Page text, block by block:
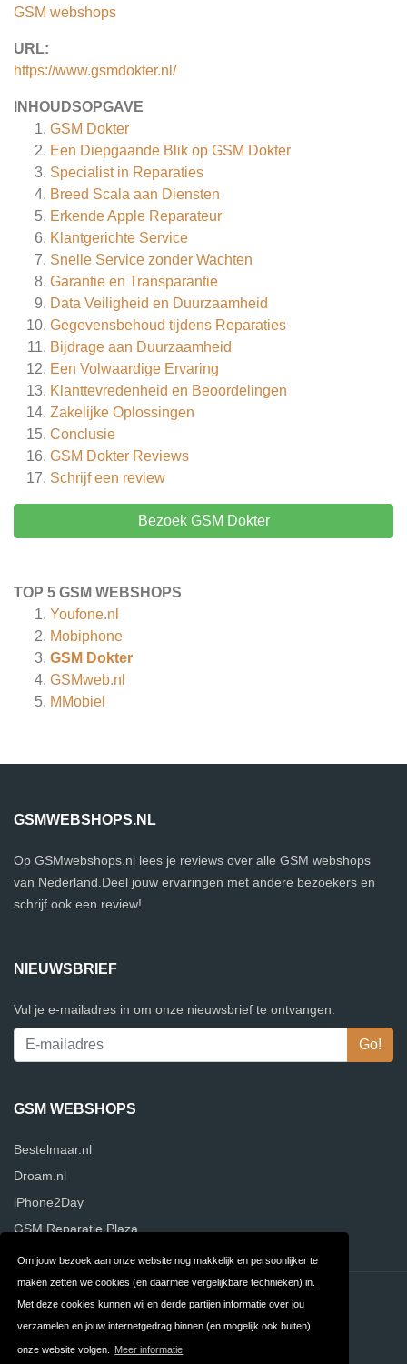
Om jouw bezoek aan onze website nog makkelijk en persoonlijker te
maken zetten we cookies (en daarmee vergelijkbare technieken) in.
Met deze cookies kunnen wij en derde partijen informatie over jou
verzamelen en jouw internetgedrag binnen (en mogelijk ook buiten)
onze website volgen. Meer informatie
GSM webshops
URL:
https://www.gsmdokter.nl/
INHOUDSOPGAVE
GSM Dokter
Een Diepgaande Blik op GSM Dokter
Specialist in Reparaties
Breed Scala aan Diensten
Erkende Apple Reparateur
Klantgerichte Service
Snelle Service zonder Wachten
Garantie en Transparantie
Data Veiligheid en Duurzaamheid
Gegevensbehoud tijdens Reparaties
Bijdrage aan Duurzaamheid
Een Volwaardige Ervaring
Klanttevredenheid en Beoordelingen
Zakelijke Oplossingen
Conclusie
GSM Dokter Reviews
Schrijf een review
Bezoek GSM Dokter
TOP 5 GSM WEBSHOPS
Youfone.nl
Mobiphone
GSM Dokter
GSMweb.nl
MMobiel
GSMWEBSHOPS.NL
Op GSMwebshops.nl lees je reviews over alle GSM webshops
van Nederland.Deel jouw ervaringen met andere bezoekers en
schrijf ook een review!
NIEUWSBRIEF
Vul je e-mailadres in om onze nieuwsbrief te ontvangen.
GSM WEBSHOPS
Bestelmaar.nl
Droam.nl
iPhone2Day
GSM Reparatie Plaza
Contact Privacy
Algemene FAQ